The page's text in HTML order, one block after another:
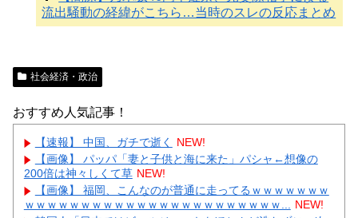
流出騒動の経緯がこちら…当時のスレの反応まとめ
社会経済・政治
おすすめ人気記事！
【速報】 中国、ガチで逝く
NEW!
【画像】 パッパ「妻と子供と海に来た」パシャ←想像の
200倍は神々しくて草 NEW!
【画像】 福岡、こんなのが普通に走ってるｗｗｗｗｗｗｗ
ｗｗｗｗｗｗｗｗｗｗｗｗｗｗｗｗｗｗｗｗｗｗｗ...
NEW!